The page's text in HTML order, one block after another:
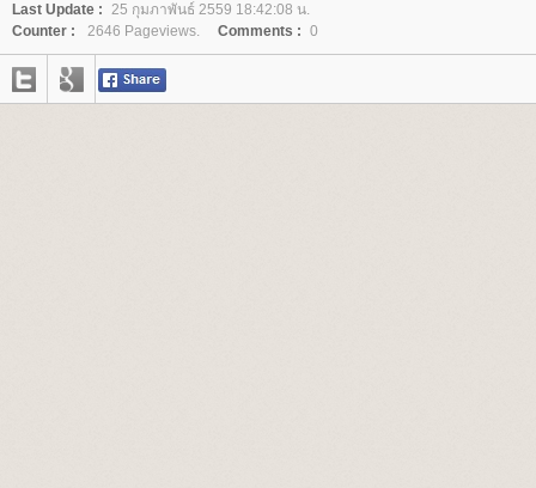
Last Update : 25 กุมภาพันธ์ 2559 18:42:08 น.
Counter :
2646 Pageviews. Comments : 0